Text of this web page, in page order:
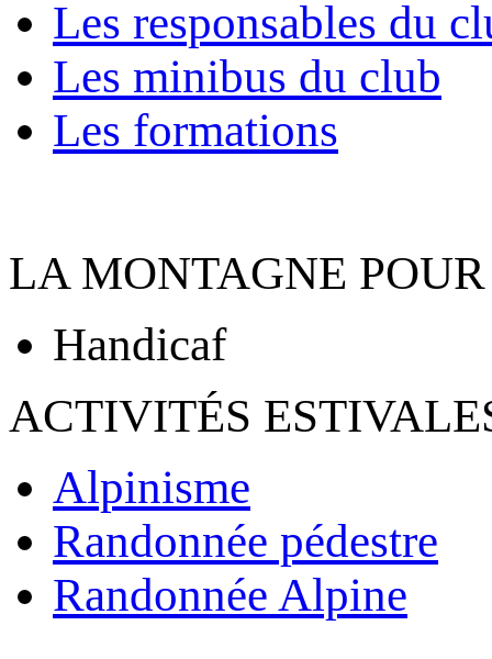
Les responsables du
Les minibus du club
Les formations
LA MONTAGNE
Handicaf
ACTIVITÉS
Alpinisme
Randonnée pédestre
Randonnée Alpine